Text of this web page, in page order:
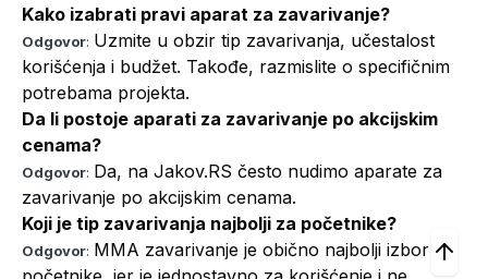
Kako izabrati pravi aparat za zavarivanje?
Odgovor: Uzmite u obzir tip zavarivanja, učestalost
korišćenja i budžet. Takođe, razmislite o specifičnim
potrebama projekta.
Da li postoje aparati za zavarivanje po akcijskim
cenama?
Odgovor: Da, na Jakov.RS često nudimo aparate za
zavarivanje po akcijskim cenama.
Koji je tip zavarivanja najbolji za početnike?
Odgovor: MMA zavarivanje je obično najbolji izbor za